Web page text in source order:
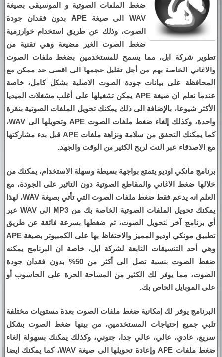
ضغط الملفات الصوتية و الموسيقى بصيغة
WAV الى صيغة APE بدون فقدان جودة
الصوت، وذلك عن طريق استخدام خوارزمية
ضغط الصوت الغير مضيعة وهي تقنية من
تطوير شركة ابل، مما يسمح للمستخدمين بضغط ملفات الصوت
والاغاني الخاصة بهم من أجل تقليل حجمها الى اقصى حد ممكن مع
المحافظة على بيانات جودة الصوت الاصلية بشكل كامل، خاصة
عندما نعلم ان صيغة APE يمكن تشغيلها على أغلب مشغلات الميديا
الأكثر شيوعا، بالإضافة الى ذلك يمكنك تحويل الملفات الصوتية بنقرة
واحدة، وكذلك إلغاء ضغط ملفات الصوت APE وتحويلها الى WAV،
كما يمكنك التحقق من سلامة ونزاهة ملفات APE قبل بدء مشاركتها
مع الاصدقاء عبر النت لربح الكثير من الوقت والجهد.
برنامج مانكي اوديو يتمتع بواجهة بسيطة وسهلة الاستخدام، يمكنك من
خلالها ضغط الاغاني والمقاطع الصوتية دون التاثير على الجودة، مع
العلم انه يدعم فقط ضغط ملفات الصوت التي تأتي بصيغة WAV، لهذا
يمكنك تحويل الملفات الصوتية الخاصة بك من MP3 الى WAV عبر
أي برنامج آخر لتحويل الصوت، ثم ضغطها بسرعة فائقة عن طريق
تطبيق مونكي اوديو المميز والاحتفاظ بها على الكمبيوتر بصيغة APE
وهي أحد التنسيقات التابعة لشركة ابل، خاصة ان البرنامج يمكنه
ضغط الصوت بنسبة تصل الى أكثر من 50% بدون فقدان جودة
الصوت، مما يوفر لك الكثير من المساحة الحرة على الحاسوب أو
على الموبايل الخاص بك.
البرنامج يوفر لك إمكانية ضغط ملفات الصوت بعدة مستويات مختلفة
تلبي جميع إحتياجات المستخدمين، من بينها ضغط الصوت بشكل
سريع، عادي، عالي، عالي جدا، جنوني، وكذلك يمكنك بسهولة إلغاء
ضغط ملفات APE وإعادة تحويلها الى صيغة WAV، كما يمكنك ايضا